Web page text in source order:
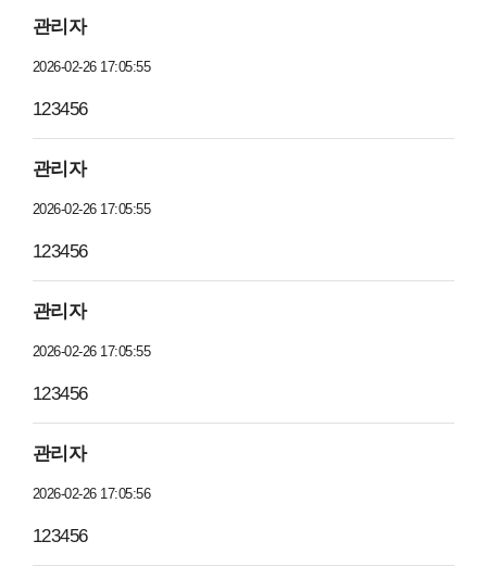
관리자
2026-02-26 17:05:55
123456
관리자
2026-02-26 17:05:55
123456
관리자
2026-02-26 17:05:55
123456
관리자
2026-02-26 17:05:56
123456